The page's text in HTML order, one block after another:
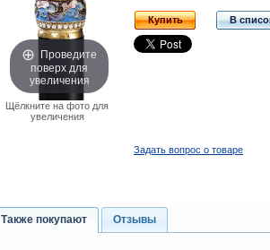
Проведите
поверх для
увеличения
Щёлкните на фото для
увеличения
Купить В
Задать вопрос о товаре
Также покупают Отзывы